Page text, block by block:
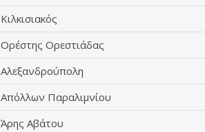
Κιλκισιακός
Ορέστης Ορεστιάδας
Αλεξανδρούπολη
Απόλλων Παραλιμνίου
Άρης Αβάτου